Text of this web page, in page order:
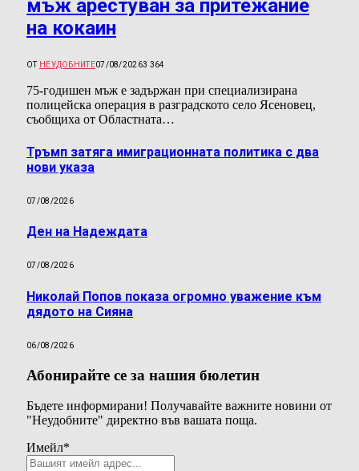
мъж арестуван за притежание
на кокаин
ОТ НЕУДОБНИТЕ07/08/20263 364
75-годишен мъж е задържан при специализирана
полицейска операция в разградското село Ясеновец,
съобщиха от Областната…
Тръмп затяга имиграционната политика с два
нови указа
07/08/2026
Ден на Надеждата
07/08/2026
Николай Попов показа огромно уважение към
дядото на Сияна
06/08/2026
Абонирайте се за нашия бюлетин
Бъдете информирани! Получавайте важните новини от
"Неудобните" директно във вашата поща.
Имейл*